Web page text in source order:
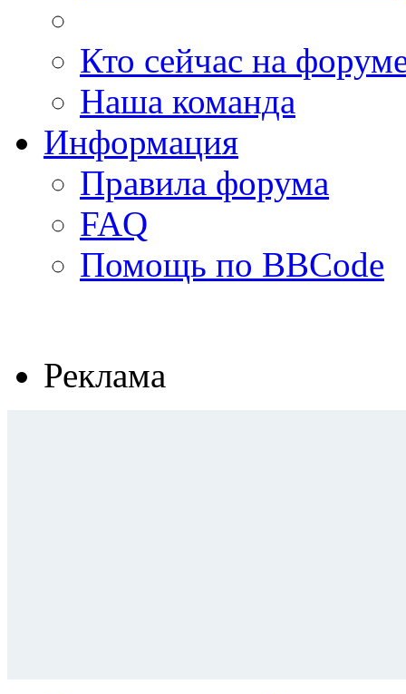
Кто сейчас на
Наша команда
Информация
Правила форума
FAQ
Помощь по BBCode
Реклама